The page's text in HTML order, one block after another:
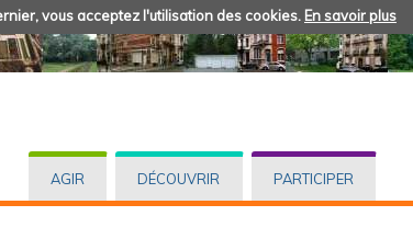
vous acceptez l'utilisation des cookies. En savoir plus
AGIR DÉCOUVRIR PARTICIPER